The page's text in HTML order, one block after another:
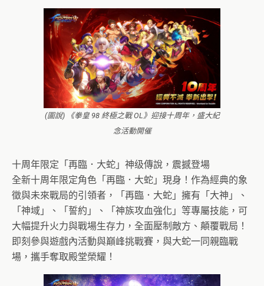
(圖說) 《拳皇 98 終極之戰 OL》迎接十周年，盛大紀
念活動開催
十周年限定「再臨．大蛇」神级傳說，震撼登場
全新十周年限定角色「再臨．大蛇」現身！作為經典的象
徵與未來戰局的引領者，「再臨．大蛇」擁有「大神」、
「神域」、「誓約」、「神族攻血強化」等專屬技能，可
大幅提升火力與戰場生存力，全面壓制敵方、顛覆戰局！
即刻參與遊戲內活動與巔峰挑戰賽，與大蛇一同親臨戰
場，攜手奪取殿堂榮耀！